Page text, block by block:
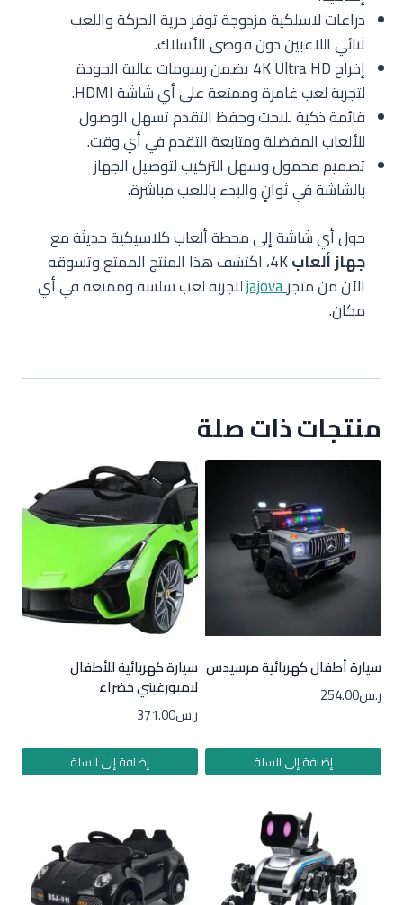
دراعات لاسلكية مزدوجة توفر حرية الحركة واللعب
ثنائي اللاعبين دون فوضى الأسلاك.
إخراج 4K Ultra HD يضمن رسومات عالية الجودة
لتجربة لعب غامرة وممتعة على أي شاشة HDMI.
قائمة ذكية للبحث وحفظ التقدم تسهل الوصول
للألعاب المفضلة ومتابعة التقدم في أي وقت.
تصميم محمول وسهل التركيب لتوصيل الجهاز
بالشاشة في ثوانٍ والبدء باللعب مباشرة.
حول أي شاشة إلى محطة ألعاب كلاسيكية حديثة مع
جهاز ألعاب
4K، اكتشف هذا المنتج الممتع وتسوقه
الآن من متجرjajovaلتجربة لعب سلسة وممتعة في أي
مكان.
منتجات ذات صلة
سيارة أطفال كهربائية مرسيدس
ر.س254.00
إضافة إلى السلة
سيارة كهربائية للأطفال
لامبورغيني خضراء
ر.س371.00
إضافة إلى السلة